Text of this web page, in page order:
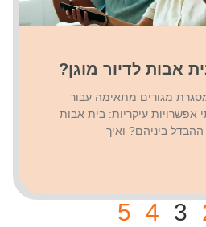
אבות לדיור מוגן?
מגורים מתאימה עבור
אפשרויות עיקריות: בית אבות
ההבדל ביניהם? ואיך
3
4
5